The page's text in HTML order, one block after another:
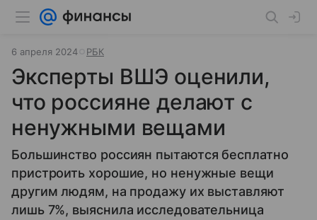
6 апреля 2024 РБК
Эксперты ВШЭ оценили,
что россияне делают с
ненужными вещами
Большинство россиян пытаются бесплатно
пристроить хорошие, но ненужные вещи
другим людям, на продажу их выставляют
лишь 7%, выяснила исследовательница